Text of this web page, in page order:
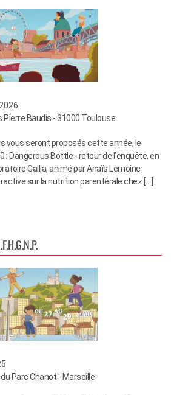
Pierre Baudis - 31000 Toulouse
vous seront proposés cette année, le
: Dangerous Bottle - retour de l’enquête, en
Gallia, animé par Anaïs Lemoine
sur la nutrition parentérale chez […]
Parc Chanot - Marseille